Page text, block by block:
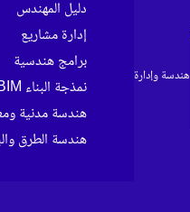
هندسة وإدارة
دليل المهندس
إدارة مشاريع
برامج هندسية
نمذجة البناء BIM
هندسة مدنية
هندسة الطرق